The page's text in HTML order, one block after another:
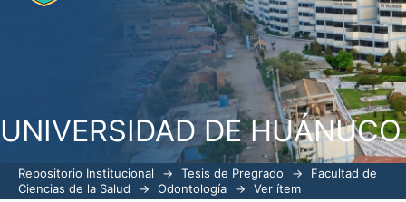
UNIVERSIDAD DE HUÁNUCO
Repositorio Institucional → Tesis de Pregrado →
Facultad de
Ciencias de la Salud
→ Odontología → Ver ítem